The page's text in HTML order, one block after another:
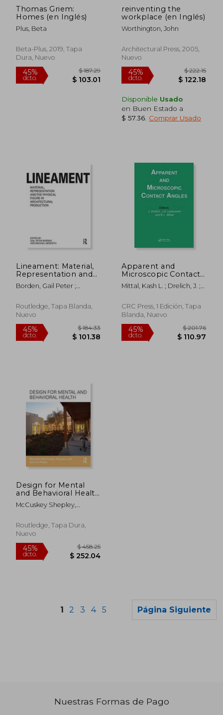
45%
dcto.
45%
dcto.
40%
dcto. $ 35.75
Thomas Griem:
Homes (en Inglés)
Plus, Beta
Beta-Plus, 2019, Tapa
Dura, Nuevo
reinventing the
workplace (en Inglés)
Worthington, John
Architectural Press, 2005,
Nuevo
Disponible Usado
en Buen Estado a
$ 57.36 Comprar Usado
Lineament: Material,
Representation and
the Physical Figure in
Architectural
Inglés)
Borden, Gail Peter ;
Routledge, Tapa Blanda,
Nuevo
Apparent and
Microscopic Contact
Angles (en Inglés)
Mittal, Kash L. ; Drelich, J. ;
CRC Press, 1 Edición, Tapa
Blanda, Nuevo
Design for Mental
and Behavioral Health
(en Inglés)
McCuskey Shepley,
Routledge, Tapa Dura,
Nuevo
1 2 3 4 5 Página Siguiente
Nuestras Formas de Pago